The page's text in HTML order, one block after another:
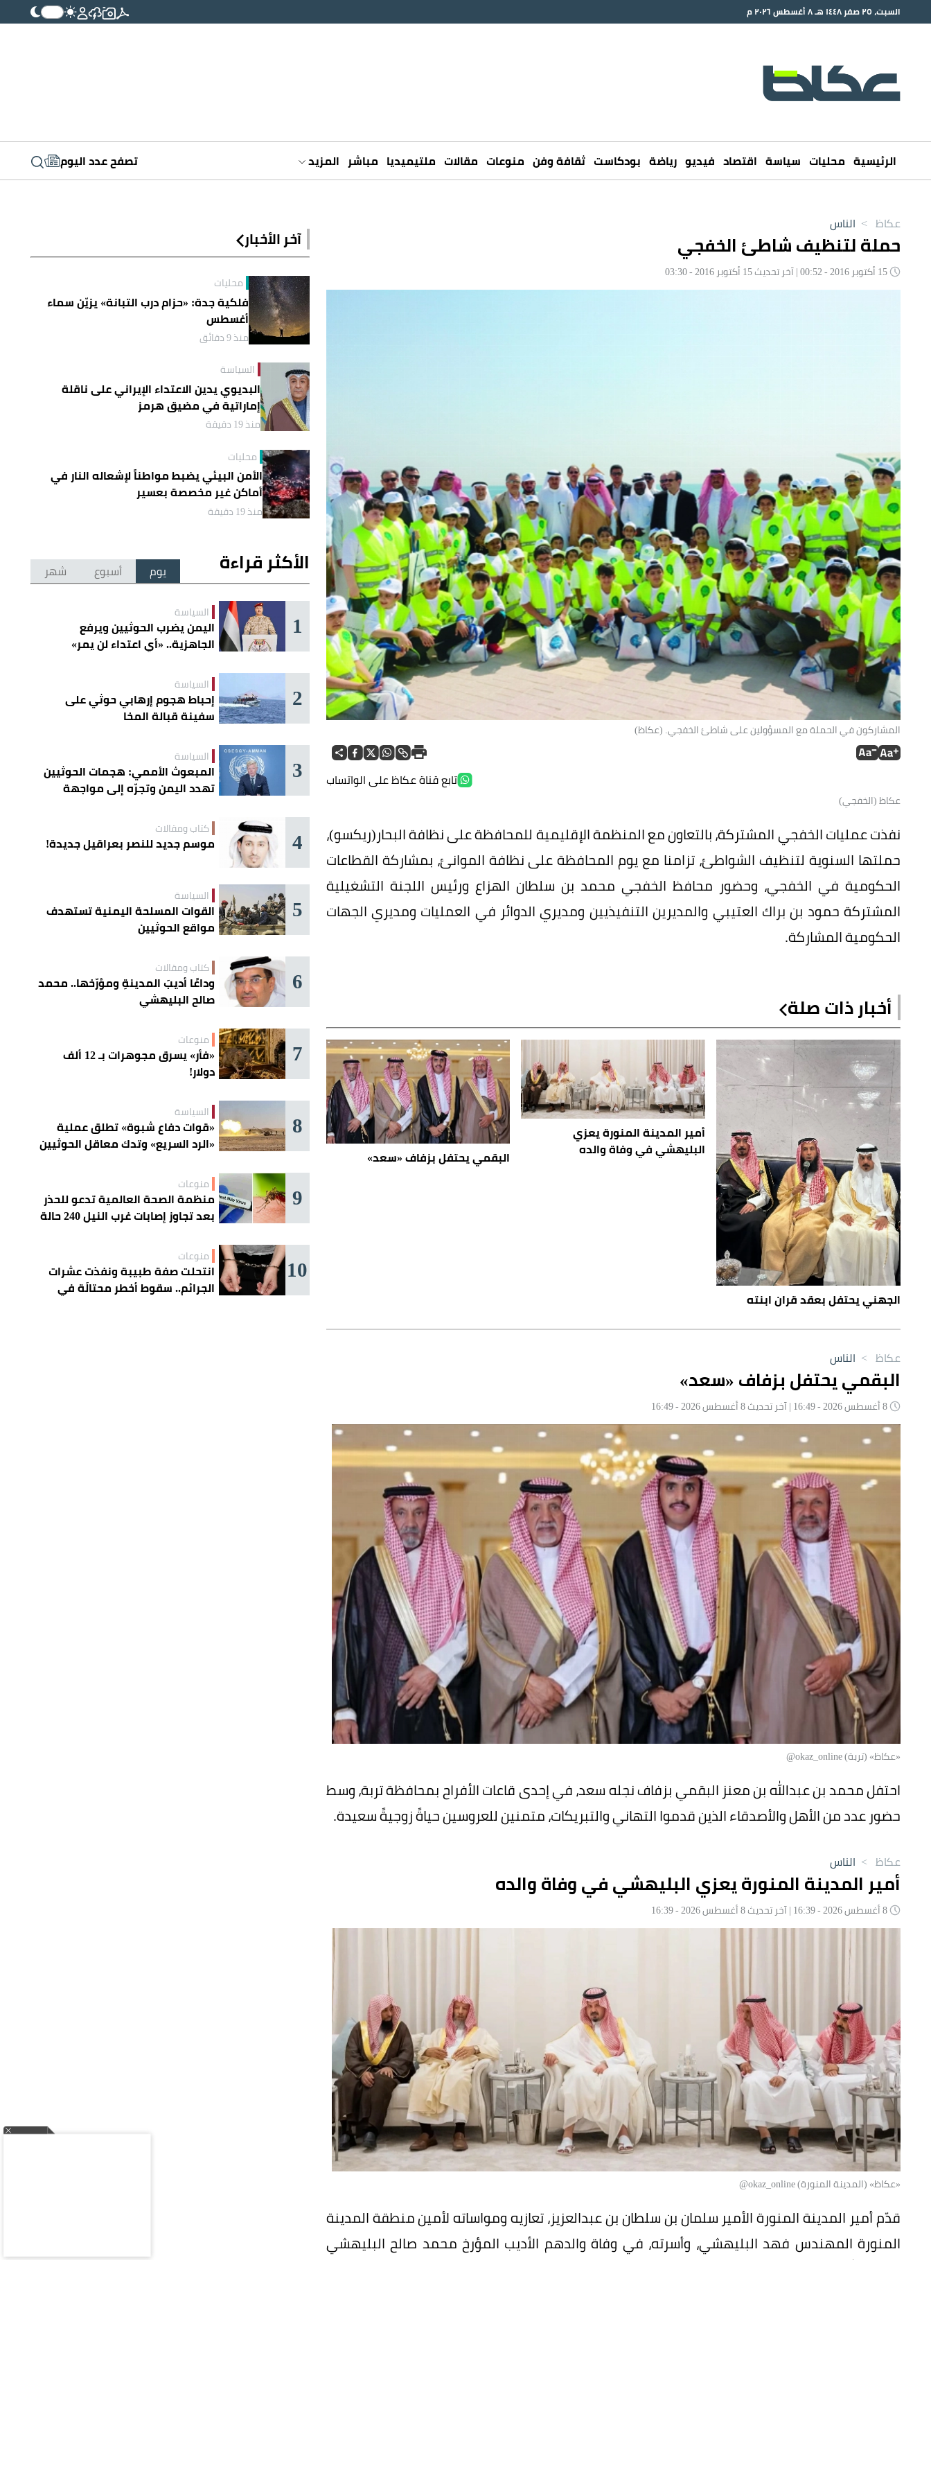
السبت، ٢٥ صفر ١٤٤٨ هـ ٨ أغسطس ٢٠٢٦ م
الرئيسية محليات سياسة اقتصاد فيديو رياضة بودكاست ثقافة وفن منوعات مقالات ملتيميديا مباشر المزيد تصفح عدد اليوم
عكاظ > الناس
حملة لتنظيف شاطئ الخفجي
المشاركون في الحملة مع المسؤولين على شاطئ الخفجي. (عكاظ)
تابع قناة عكاظ على الواتساب
عكاظ (الخفجي)
نفذت عمليات الخفجي المشتركة، بالتعاون مع المنظمة الإقليمية للمحافظة على نظافة البحار(ريكسو)،
حملتها السنوية لتنظيف الشواطئ، تزامنا مع يوم المحافظة على نظافة الموانئ، بمشاركة القطاعات
الحكومية في الخفجي، وحضور محافظ الخفجي محمد بن سلطان الهزاع ورئيس اللجنة التشغيلية
المشتركة حمود بن براك العتيبي والمديرين التنفيذيين ومديري الدوائر في العمليات ومديري الجهات
الحكومية المشاركة.
أخبار ذات صلة
الجهني يحتفل بعقد قران ابنته
أمير المدينة المنورة يعزي
البليهشي في وفاة والده
البقمي يحتفل بزفاف «سعد»
آخر الأخبار
محليات
فلكية جدة: «حزام درب التبانة» يزيّن سماء
أغسطس
منذ 9 دقائق
السياسة
البديوي يدين الاعتداء الإيراني على ناقلة
إماراتية في مضيق هرمز
منذ 19 دقيقة
محليات
الأمن البيئي يضبط مواطناً لإشعاله النار في
أماكن غير مخصصة بعسير
منذ 19 دقيقة
الأكثر قراءة يوم أسبوع شهر
1 السياسة
اليمن يضرب الحوثيين ويرفع
الجاهزية.. «أي اعتداء لن يمر»
2 السياسة
إحباط هجوم إرهابي حوثي على
سفينة قبالة المخا
3 السياسة
المبعوث الأممي: هجمات الحوثيين
تهدد اليمن وتجرّه إلى مواجهة
4 كتاب ومقالات
موسم جديد للنصر بعراقيل جديدة!
5 السياسة
القوات المسلحة اليمنية تستهدف
مواقع الحوثيين
6 كتاب ومقالات
وداعًا أديبَ المدينةِ ومؤرّخها.. محمد
صالح البليهشي
7 منوعات
«فأر» يسرق مجوهرات بـ 12 ألف
دولار!
8 السياسة
«قوات دفاع شبوة» تطلق عملية
«الرد السريع» وتدك معاقل الحوثيين
9 منوعات
منظمة الصحة العالمية تدعو للحذر
بعد تجاوز إصابات غرب النيل 240 حالة
10 منوعات
انتحلت صفة طبيبة ونفذت عشرات
الجرائم.. سقوط أخطر محتالَة في
عكاظ > الناس
البقمي يحتفل بزفاف «سعد»
«عكاظ» (تربة) okaz_online@
احتفل محمد بن عبدالله بن معنز البقمي بزفاف نجله سعد، في إحدى قاعات الأفراح بمحافظة تربة، وسط
حضور عدد من الأهل والأصدقاء الذين قدموا التهاني والتبريكات، متمنين للعروسين حياةً زوجيةً سعيدة.
عكاظ > الناس
أمير المدينة المنورة يعزي البليهشي في وفاة والده
«عكاظ» (المدينة المنورة) okaz_online@
قدّم أمير المدينة المنورة الأمير سلمان بن سلطان بن عبدالعزيز، تعازيه ومواساته لأمين منطقة المدينة
المنورة المهندس فهد البليهشي، وأسرته، في وفاة والدهم الأديب المؤرخ محمد صالح البليهشي
(رحمه الله).